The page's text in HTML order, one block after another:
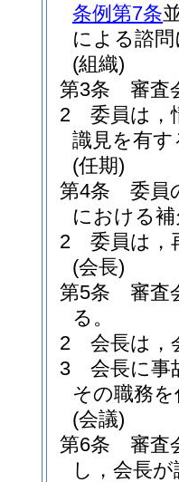
条例第7条
による諮
(組織)
第3条
審査
2
委員は，
識見を有
(任期)
第4条
委員
における
2
委員は，
(会長)
第5条
審査
る。
2
会長は，
3
会長に事
その職務
(会議)
第6条
審査
し，会長